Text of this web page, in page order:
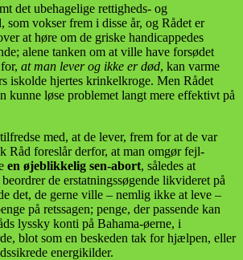
det ubehagelige rettigheds- og
vokser frem i disse år, og Rådet er
at høre om de griske handicappedes
alene tanken om at ville have forsødet
at man lever og ikke er død, kan varme
iskolde hjertes krinkelkroge. Men Rådet
kunne løse problemet langt mere effektivt på
med, at de lever, frem for at de var
Råd foreslår derfor, at man omgør fejl-
en øjeblikkelig sen-abort, således at
de erstatningssøgende likvideret på
det, de gerne ville – nemlig ikke at leve –
på retssagen; penge, der passende kan
lyssky konti på Bahama-øerne, i
blot som en beskeden tak for hjælpen, eller
energikilder.